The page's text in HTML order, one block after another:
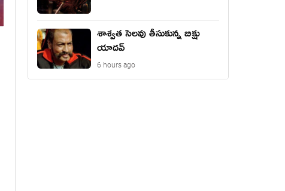
శాశ్వత సెలవు తీసుకున్న బిక్షు
యాదవ్
6 hours ago